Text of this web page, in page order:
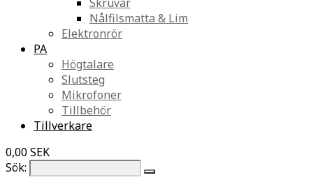
Nålfilsmatta & Lim
Elektronrör
PA
Högtalare
Slutsteg
Mikrofoner
Tillbehör
Tillverkare
0,00 SEK
Sök: